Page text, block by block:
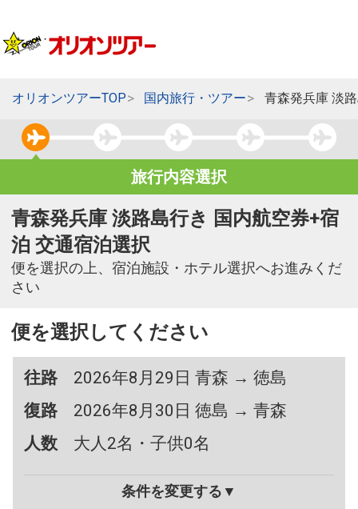
オリオンツアーTOP 国内旅行・ツアー 青森発兵庫 淡
旅行内容選択
青森発兵庫 淡路島行き 国内航空券+宿
泊 交通宿泊選択
便を選択の上、宿泊施設・ホテル選択へお進みくだ
さい
便を選択してください
往路
2026年8月29日 青森 → 徳島
復路
2026年8月30日 徳島 → 青森
人数
大人2名・子供0名
条件を変更する▼